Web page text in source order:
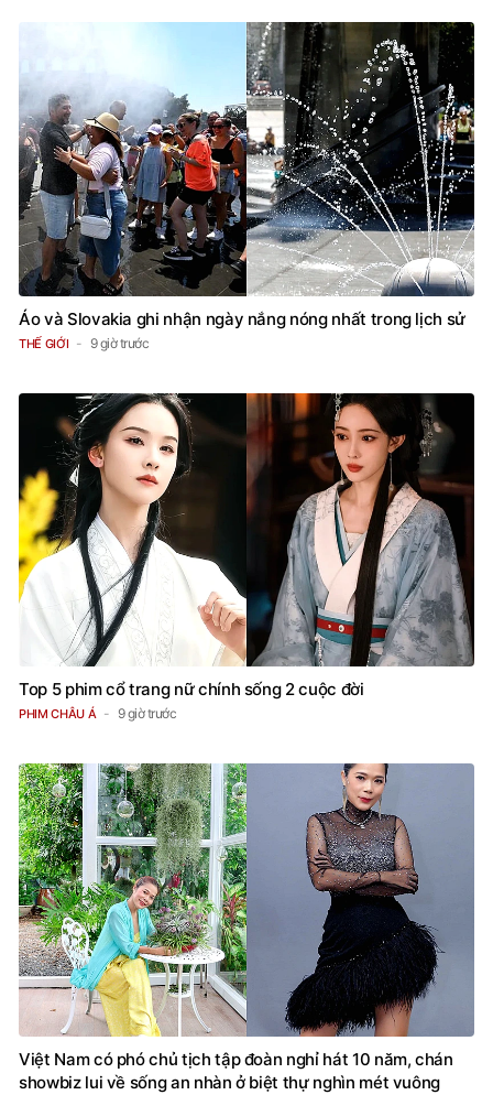
Áo và Slovakia ghi nhận ngày nắng nóng nhất trong lịch sử
THẾ GIỚI 9 giờ trước
Top 5 phim cổ trang nữ chính sống 2 cuộc đời
PHIM CHÂU Á 9 giờ trước
Việt Nam có phó chủ tịch tập đoàn nghỉ hát 10 năm, chán
showbiz lui về sống an nhàn ở biệt thự nghìn mét vuông